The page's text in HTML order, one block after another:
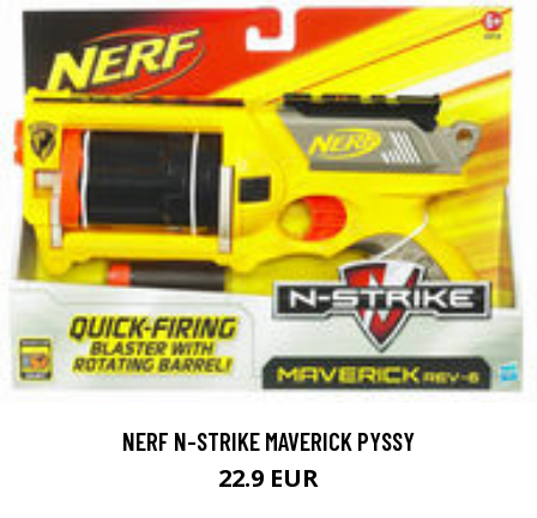
NERF N-STRIKE MAVERICK PYSSY
22.9 EUR